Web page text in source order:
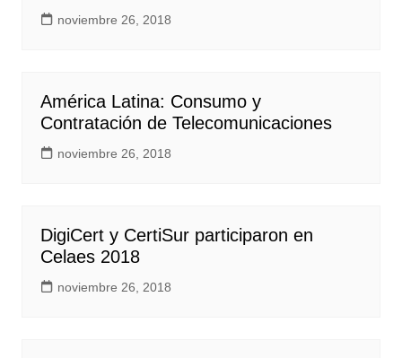
noviembre 26, 2018
América Latina: Consumo y
Contratación de Telecomunicaciones
noviembre 26, 2018
DigiCert y CertiSur participaron en
Celaes 2018
noviembre 26, 2018